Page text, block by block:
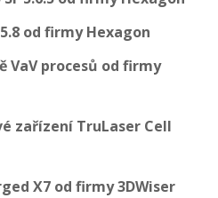
od firmy Hexagon
VaV procesů od firmy
zařízení TruLaser Cell
X7 od firmy 3DWiser